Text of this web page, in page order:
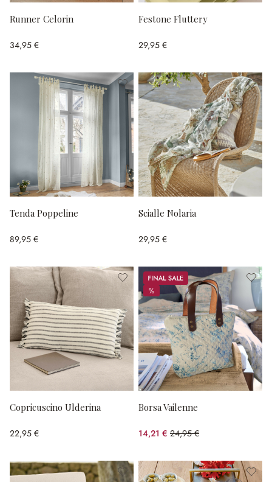
Runner Celorin
34,95 €
Festone Fluttery
29,95 €
Tenda Poppeline
89,95 €
Scialle Nolaria
29,95 €
Copricuscino Ulderina
22,95 €
Sale
%
%
Borsa Vailenne
14,21 € 24,95 €
(risparmio 43.05%)